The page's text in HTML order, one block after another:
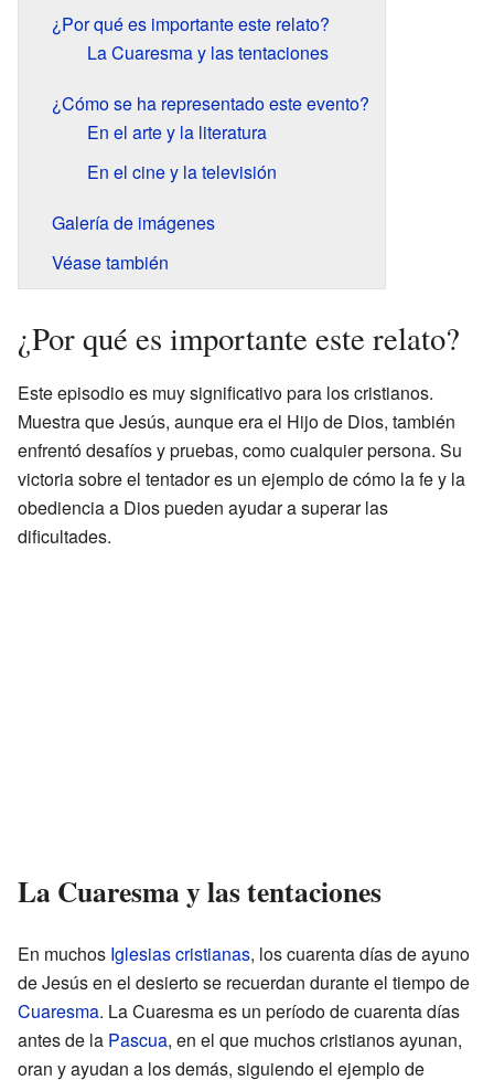
¿Por qué es importante este relato?
La Cuaresma y las tentaciones
¿Cómo se ha representado este evento?
En el arte y la literatura
En el cine y la televisión
Galería de imágenes
Véase también
¿Por qué es importante este relato?
Este episodio es muy significativo para los cristianos.
Muestra que Jesús, aunque era el Hijo de Dios, también
enfrentó desafíos y pruebas, como cualquier persona. Su
victoria sobre el tentador es un ejemplo de cómo la fe y la
obediencia a Dios pueden ayudar a superar las
dificultades.
La Cuaresma y las tentaciones
En muchos Iglesias cristianas, los cuarenta días de ayuno
de Jesús en el desierto se recuerdan durante el tiempo de
Cuaresma. La Cuaresma es un período de cuarenta días
antes de la Pascua, en el que muchos cristianos ayunan,
oran y ayudan a los demás, siguiendo el ejemplo de